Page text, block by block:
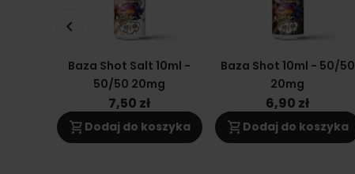
Baza Shot Salt 10ml -
50/50 20mg
7,50 zł
shopping_cart Dodaj do koszyka
Baza Shot 10ml - 50/50
20mg
6,90 zł
shopping_cart Dodaj do koszyka
keyboard_arrow_left